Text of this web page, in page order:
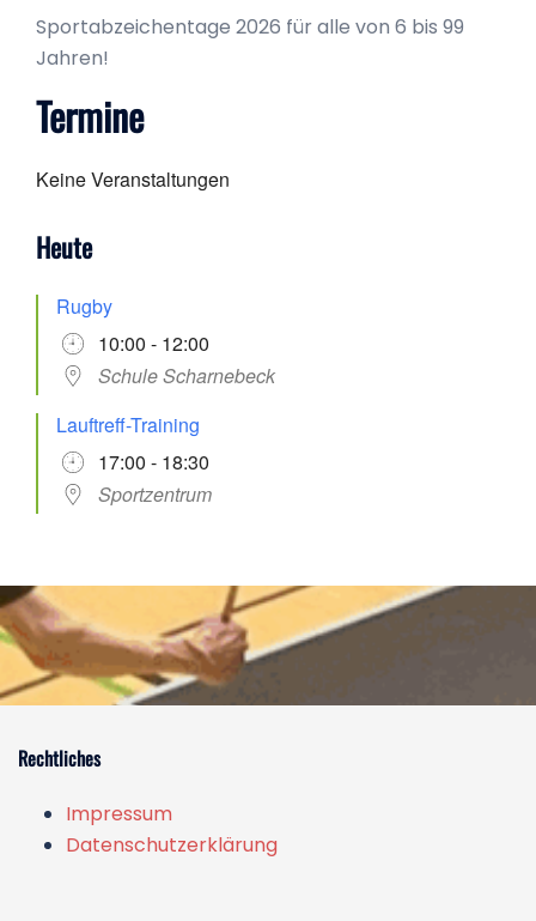
Sportabzeichentage 2026 für alle von 6 bis 99
Jahren!
Termine
Keine Veranstaltungen
Heute
Rugby
10:00 - 12:00
Schule Scharnebeck
Lauftreff-Training
17:00 - 18:30
Sportzentrum
Rechtliches
Impressum
Datenschutzerklärung